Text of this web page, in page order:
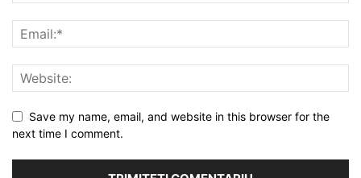
Save my name, email, and website in this browser for the
next time I comment.